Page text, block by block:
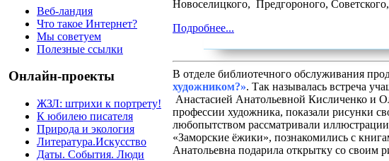
Веб-ландия
Что такое Интернет?
Мы советуем
Полезные ссылки
Онлайн-проекты
ЖЗЛ: штрихи к портрету!
К юбилею писателя
Природа и экология
Литература.Искусство
Даты. События. Люди
Новоселицкого, Предгороного,
Подробнее...
В отделе библиотечного обслуживания
художником?». Так называлась встреча
Анастасией Анатольевной Кисличенко и
профессии художника, показали рисунки
любопытством рассматривали
«Заморские ёжики», познакомились с
Анатольевна подарила открытку со своим